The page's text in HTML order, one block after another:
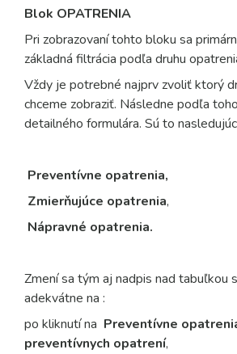
Blok OPATRENIA
Pri zobrazovaní tohto bloku sa
základná filtrácia podľa druhu
Vždy je potrebné najprv zvoliť ktorý
chceme zobraziť. Následne podľa
detailného formulára. Sú to
Preventívne opatrenia,
Zmierňujúce opatrenia,
Nápravné opatrenia.
Zmení sa tým aj nadpis nad tabuľkou
adekvátne na :
po kliknutí na Preventívne
preventívnych opatrení,